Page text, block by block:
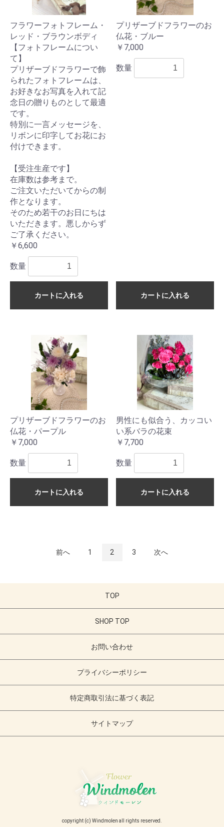
フラワーフォトフレーム・
レッド・ブラウンボディ
【フォトフレームについ
て】
プリザーブドフラワーで飾
られたフォトフレームは、
お好きなお写真を入れて記
念日の贈りものとして最適
です。
特別に一言メッセージを、
リボンに印字してお花にお
付けできます。
【受注生産です】
在庫数は参考まで。
ご注文いただいてからの制
作となります。
そのため若干のお日にちは
いただきます。悪しからず
ご了承ください。
￥6,600
数量
カートに入れる
プリザーブドフラワーのお
仏花・ブルー
￥7,000
数量
カートに入れる
プリザーブドフラワーのお
仏花・パープル
￥7,000
数量
カートに入れる
男性にも似合う、カッコい
い系バラの花束
￥7,700
数量
カートに入れる
前へ 1 2 3 次へ
TOP
SHOP TOP
お問い合わせ
プライバシーポリシー
特定商取引法に基づく表記
サイトマップ
copyright (c) Windmolen all rights reserved.